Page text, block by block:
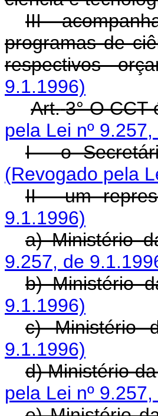
III -
programas de
respectivos
9.1.1996)
Art. 3° O CCT
pela Lei nº
I - o
(Revogado pela
II - um
9.1.1996)
a) Ministério
9.257, de
b) Ministério
9.1.1996)
c) Ministério
9.1.1996)
d) Ministério
pela Lei nº